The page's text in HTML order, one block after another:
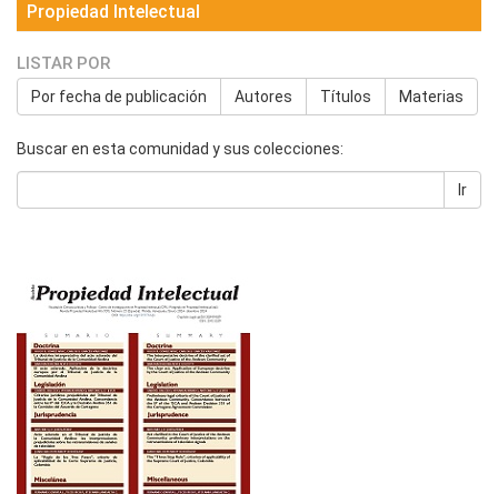
Propiedad Intelectual
LISTAR POR
Por fecha de publicación Autores Títulos Materias
Buscar en esta comunidad y sus colecciones:
Ir